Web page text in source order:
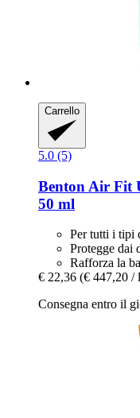
Carrello
5.0 (5)
Benton Air Fit
50 ml
Per tutti i tipi
Protegge dai
Rafforza la
€ 22,36 (€ 447,20 /
Consegna entro il